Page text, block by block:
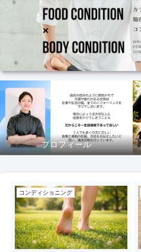
プロフィール
コンディショニング